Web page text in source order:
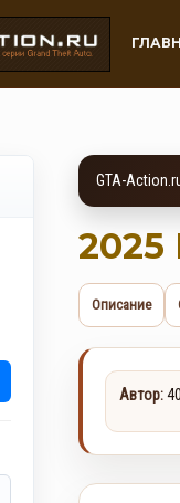
GTA-
2025
Описание
Автор: